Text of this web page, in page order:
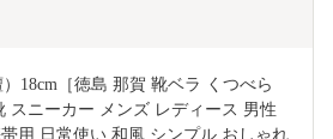
18cm［徳島 那賀 靴ベラ くつべら
スニーカー メンズ レディース 男性
用 日常使い 和風 シンプル おしゃれ